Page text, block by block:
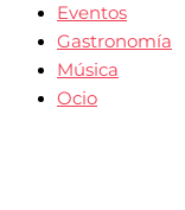
Eventos
Gastronomía
Música
Ocio